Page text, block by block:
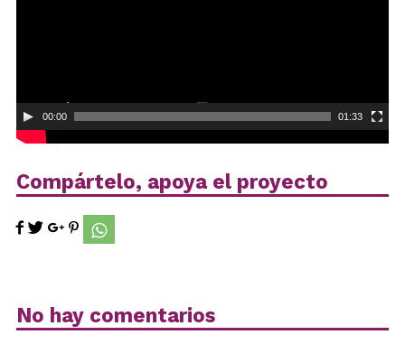
00:00 01:33
Compártelo, apoya el proyecto
No hay comentarios